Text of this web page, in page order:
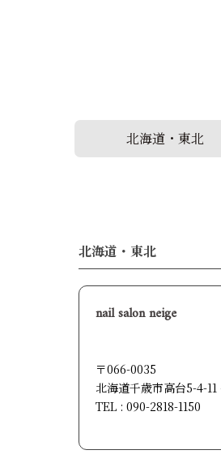
北海道・東北
北海道・東北
nail salon neige
〒066-0035
北海道千歳市高台5-4-
TEL : 090-2818-1150